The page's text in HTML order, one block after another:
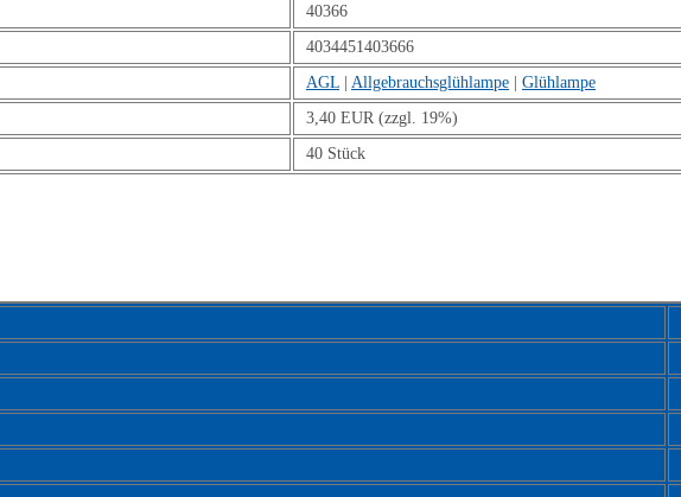
40366
4034451403666
AGL Allgebrauchsglühlampe
Glühlampe
3,40 EUR (zzgl. 19%)
40 Stück